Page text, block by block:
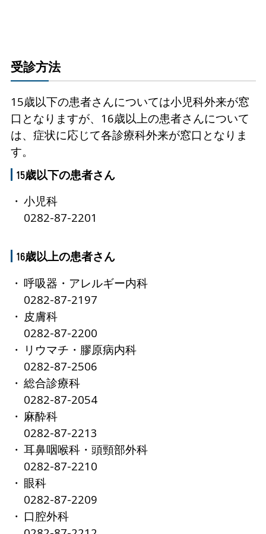
受診方法
15歳以下の患者さんについては小児科外来が窓
口となりますが、16歳以上の患者さんについて
は、症状に応じて各診療科外来が窓口となりま
す。
15歳以下の患者さん
小児科
0282-87-2201
16歳以上の患者さん
呼吸器・アレルギー内科
0282-87-2197
皮膚科
0282-87-2200
リウマチ・膠原病内科
0282-87-2506
総合診療科
0282-87-2054
麻酔科
0282-87-2213
耳鼻咽喉科・頭頸部外科
0282-87-2210
眼科
0282-87-2209
口腔外科